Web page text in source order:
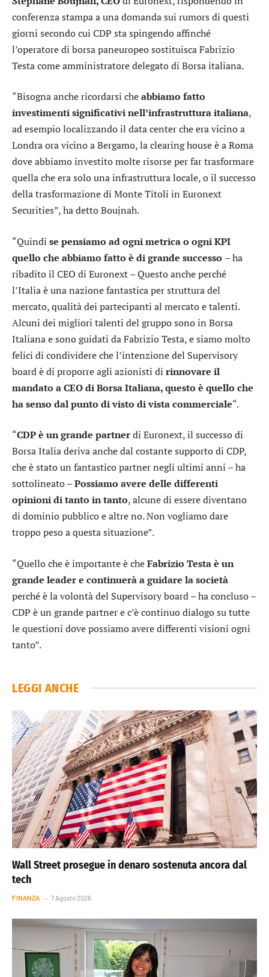
conferenza stampa a una domanda sui rumors di questi
giorni secondo cui CDP sta spingendo affinché
l’operatore di borsa paneuropeo sostituisca Fabrizio
Testa come amministratore delegato di Borsa italiana.
“Bisogna anche ricordarsi cheabbiamo fatto
investimenti significativi nell’infrastruttura italiana,
ad esempio localizzando il data center che era vicino a
Londra ora vicino a Bergamo, la clearing house è a Roma
dove abbiamo investito molte risorse per far trasformare
quella che era solo una infrastruttura locale, o il successo
della trasformazione di Monte Titoli in Euronext
Securities”, ha detto Boujnah.
“Quindi se pensiamo ad ogni metrica o ogni KPI
quello che abbiamo fatto è di grande successo – ha
ribadito il CEO di Euronext – Questo anche perché
l’Italia è una nazione fantastica per struttura del
mercato, qualità dei partecipanti al mercato e talenti.
Alcuni dei migliori talenti del gruppo sono in Borsa
Italiana e sono guidati da Fabrizio Testa, e siamo molto
felici di condividere che l’intenzione del Supervisory
board è di proporre agli azionisti di rinnovare il
mandato a CEO di Borsa Italiana, questo è quello che
ha senso dal punto di visto di vista commerciale“.
“CDP è un grande partnerdi Euronext, il successo di
Borsa Italia deriva anche dal costante supporto di CDP,
che è stato un fantastico partner negli ultimi anni – ha
sottolineato –Possiamo avere delle differenti
opinioni di tanto in tanto, alcune di essere diventano
di dominio pubblico e altre no. Non vogliamo dare
troppo peso a questa situazione”.
“Quello che è importante è cheFabrizio Testa è un
grande leader e continuerà a guidare la società
perché è la volontà del Supervisory board – ha concluso –
CDP è un grande partner e c’è continuo dialogo su tutte
le questioni dove possiamo avere differenti visioni ogni
tanto”.
LEGGI ANCHE
Wall Street prosegue in denaro sostenuta ancora dal
tech
FINANZA 7 Agosto 2026